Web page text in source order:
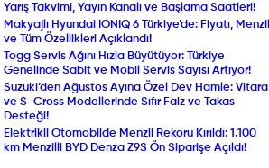
Yarış Takvimi, Yayın Kanalı ve Başlama Saatleri!
Makyajlı Hyundai IONIQ 6 Türkiye’de: Fiyatı, Menzili
ve Tüm Özellikleri Açıklandı!
Togg Servis Ağını Hızla Büyütüyor: Türkiye
Genelinde Sabit ve Mobil Servis Sayısı Artıyor!
Suzuki’den Ağustos Ayına Özel Dev Hamle: Vitara
ve S-Cross Modellerinde Sıfır Faiz ve Takas
Desteği!
Elektrikli Otomobilde Menzil Rekoru Kırıldı: 1.100
km Menzilli BYD Denza Z9S Ön Siparişe Açıldı!